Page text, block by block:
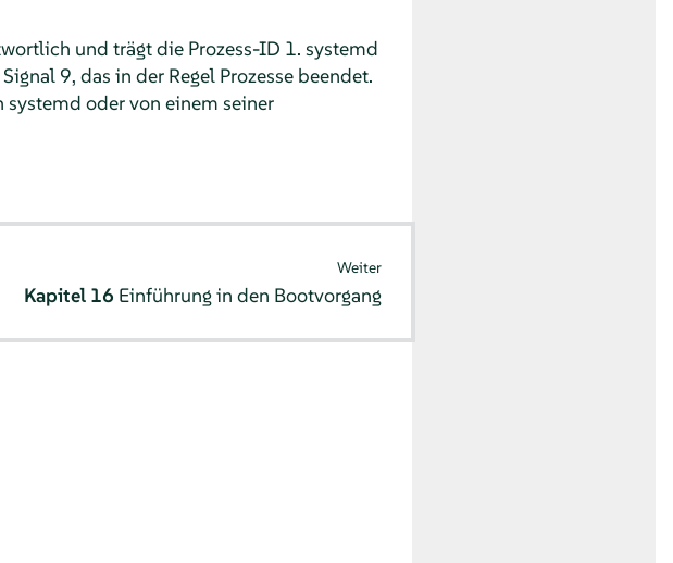
und trägt die Prozess-ID 1. systemd
9, das in der Regel Prozesse beendet.
oder von einem seiner
Weiter
Kapitel 16 Einführung in den Bootvorgang